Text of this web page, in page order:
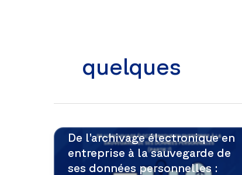
quelques
De l’archivage électronique en
entreprise à la sauvegarde de
ses données personnelles :